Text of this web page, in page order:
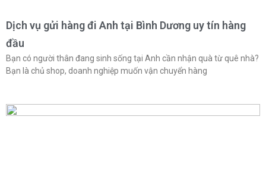
Dịch vụ gửi hàng đi Anh tại Bình Dương uy tín hàng
đầu
Bạn có người thân đang sinh sống tại Anh cần nhận quà từ quê nhà?
Bạn là chủ shop, doanh nghiệp muốn vận chuyển hàng